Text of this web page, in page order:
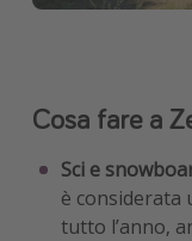
Cosa fare a
Sci e
è considerata
tutto l’anno,